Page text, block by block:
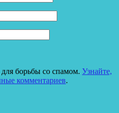
борьбы со спамом. Узнайте,
комментариев.